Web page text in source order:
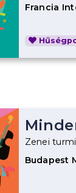
Francia
Zenei
Budapest